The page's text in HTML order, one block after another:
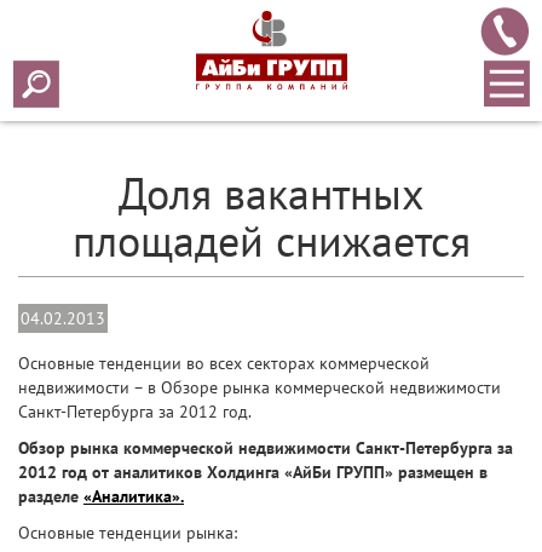
Array ( [0] => 2013 [1] => 02 [2] => 04 [3] => 75 )
Доля вакантных
площадей снижается
04.02.2013
Основные тенденции во всех секторах коммерческой
недвижимости – в Обзоре рынка коммерческой недвижимости
Санкт-Петербурга за 2012 год.
Обзор рынка коммерческой недвижимости Санкт-Петербурга за
2012 год от аналитиков Холдинга «АйБи ГРУПП» размещен в
разделе «Аналитика».
Основные тенденции рынка: